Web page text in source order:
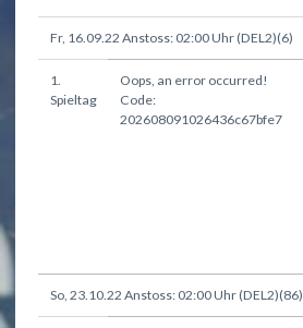
Fr, 16.09.22 Anstoss: 02:00 Uhr (DEL2)(6)
1.
Spieltag
Oops, an error occurred!
Code:
202608091026436c67bfe7
So, 23.10.22 Anstoss: 02:00 Uhr (DEL2)(86)